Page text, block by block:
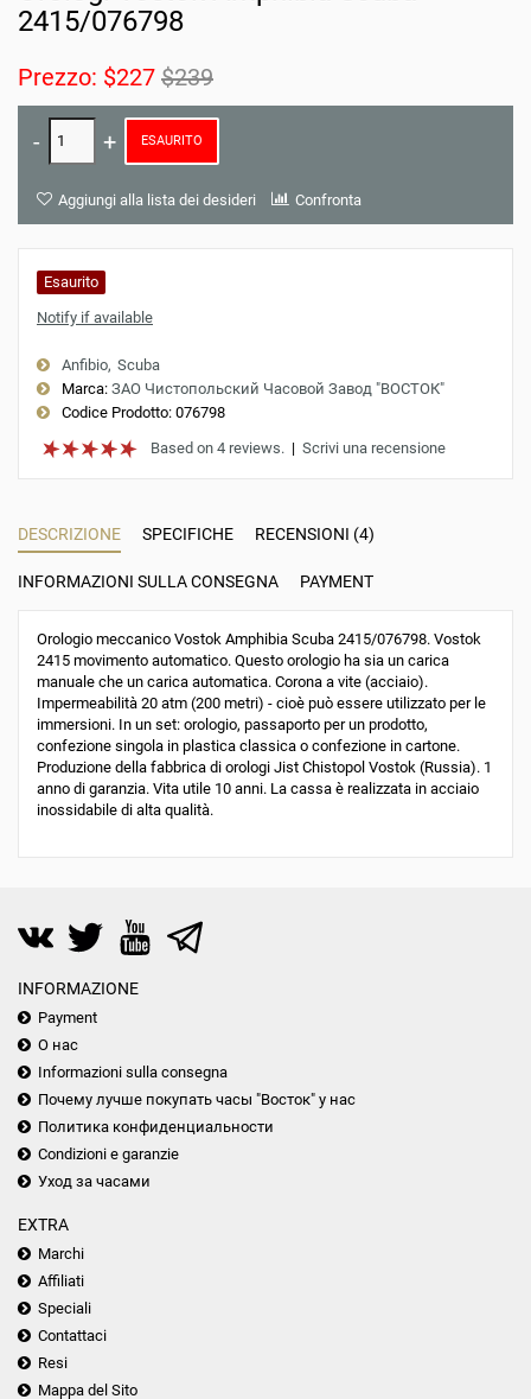
2415/076798
Prezzo: $227 $239
ESAURITO
Aggiungi alla lista dei desideri Confronta
Esaurito
Notify if available
Anfibio Scuba
Marca: ЗАО Чистопольский Часовой Завод "ВОСТОК"
Codice Prodotto: 076798
Based on 4 reviews. | Scrivi una recensione
DESCRIZIONE SPECIFICHE RECENSIONI (4)
INFORMAZIONI SULLA CONSEGNA PAYMENT
Orologio meccanico Vostok Amphibia Scuba 2415/076798. Vostok
2415 movimento automatico. Questo orologio ha sia un carica
manuale che un carica automatica. Corona a vite (acciaio).
Impermeabilità 20 atm (200 metri) - cioè può essere utilizzato per le
immersioni. In un set: orologio, passaporto per un prodotto,
confezione singola in plastica classica o confezione in cartone.
Produzione della fabbrica di orologi Jist Chistopol Vostok (Russia). 1
anno di garanzia. Vita utile 10 anni. La cassa è realizzata in acciaio
inossidabile di alta qualità.
INFORMAZIONE
Payment
О нас
Informazioni sulla consegna
Почему лучше покупать часы "Восток" у нас
Политика конфиденциальности
Condizioni e garanzie
Уход за часами
EXTRA
Marchi
Affiliati
Speciali
Contattaci
Resi
Mappa del Sito